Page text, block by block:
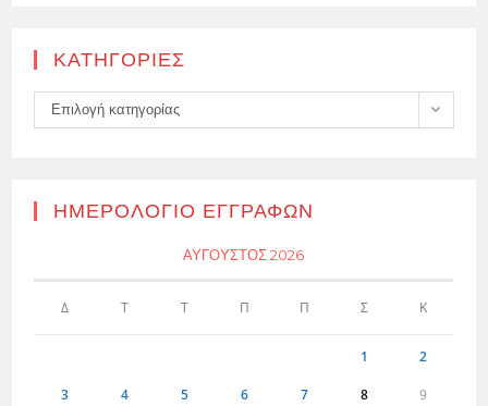
KΑΤΗΓΟΡΊΕΣ
Kατηγορίες
Επιλογή κατηγορίας
ΗΜΕΡΟΛΌΓΙΟ ΕΓΓΡΑΦΏΝ
ΑΎΓΟΥΣΤΟΣ 2026
Δ Τ Τ Π Π Σ Κ
1 2
3 4 5 6 7 8 9